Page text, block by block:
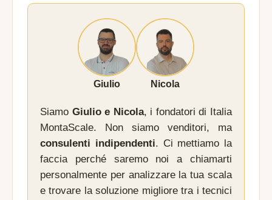
Giulio Nicola
Siamo Giulio e Nicola, i fondatori di Italia
MontaScale. Non siamo venditori, ma
consulenti indipendenti. Ci mettiamo la
faccia perché saremo noi a chiamarti
personalmente per analizzare la tua scala
e trovare la soluzione migliore tra i tecnici